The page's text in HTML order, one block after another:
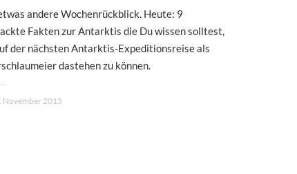
andere Wochenrückblick. Heute: 9
Fakten zur Antarktis die Du wissen solltest,
der nächsten Antarktis-Expeditionsreise als
dastehen zu können.
November 2015